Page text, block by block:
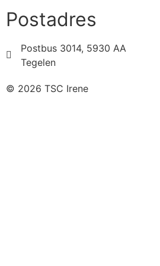
Postadres
Postbus 3014, 5930 AA
Tegelen
© 2026 TSC Irene